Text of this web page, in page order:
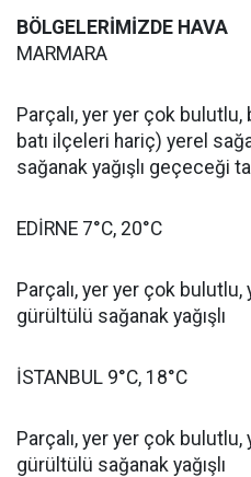
BÖLGELERİMİZDE HAVA
MARMARA
Parçalı, yer yer çok
batı ilçeleri hariç) yerel
sağanak yağışlı geçeceği
EDİRNE 7°C, 20°C
Parçalı, yer yer çok
gürültülü sağanak yağışlı
İSTANBUL 9°C, 18°C
Parçalı, yer yer çok
gürültülü sağanak yağışlı